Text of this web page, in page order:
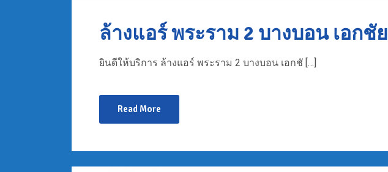
ล้างแอร์ พระราม 2 บางบอน เอกชัย
ยินดีให้บริการ ล้างแอร์ พระราม 2 บางบอน เอกชั […]
Read More